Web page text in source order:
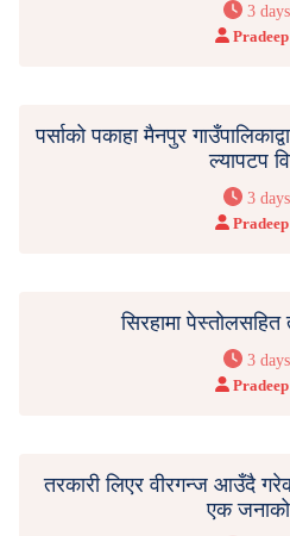
3 days
पर्साको पकाहा मैनपुर
ल्यापटप
3 days
सिरहामा
3 days
तरकारी लिएर वीरगन्ज आउँदै
एक